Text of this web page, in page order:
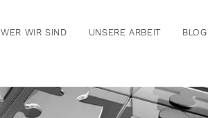
WER WIR SIND UNSERE ARBEIT BLOG